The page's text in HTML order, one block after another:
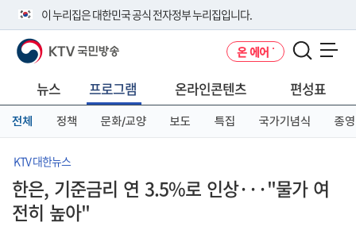
이 누리집은 대한민국 공식 전자정부 누리집입니다.
공식 누리집 주소 확인하기
니다.
이밖에 or.kr 또는 .kr등 다른 도메인 주소를 사용하고 있다면 아래 URL에
서 도메인 주소를 확인해 보세요
KTV 국민방송 온 에어
뉴스 프로그램 온라인콘텐츠 편성표
전체 정책 문화/교양 보도 특집 국가기념식 종영
KTV 대한뉴스
한은, 기준금리 연 3.5%로 인상···"물가 여
전히 높아"